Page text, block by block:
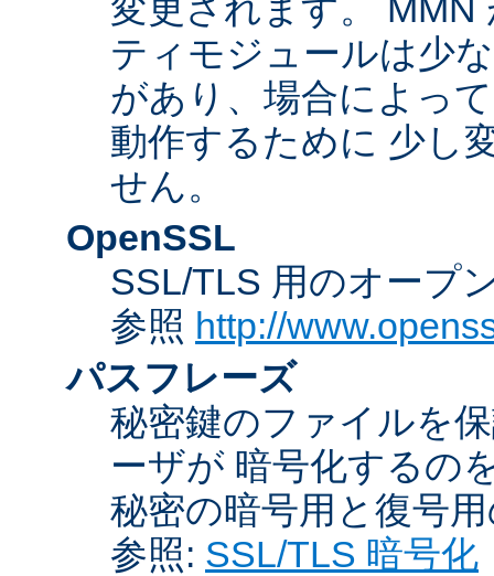
変更されます。
ティモジュールは少
があり、場合によっ
動作するために 少し
せん。
OpenSSL
SSL/TLS 用のオープ
参照 http://
パスフレーズ
秘密鍵のファイルを
ーザが 暗号化するの
秘密の暗号用と復号
参照: SSL/TLS 暗号化